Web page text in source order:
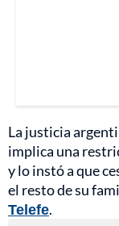
La justicia
implica una
y lo instó a que
el resto de su
Telefe.